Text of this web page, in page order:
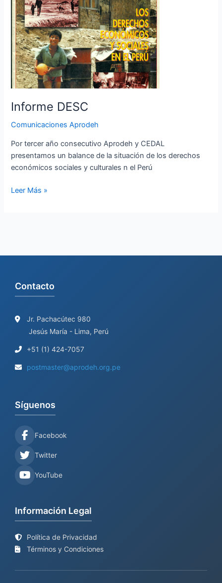
Informe DESC
Comunicaciones Aprodeh
Por tercer año consecutivo Aprodeh y CEDAL
presentamos un balance de la situación de los derechos
económicos sociales y culturales n el Perú
Leer Más »
Contacto
Jr. Pachacútec 980
Jesús María - Lima, Perú
+51 (1) 424-7057
postmaster@aprodeh.org.pe
Síguenos
Facebook
Twitter
YouTube
Información Legal
Política de Privacidad
Términos y Condiciones